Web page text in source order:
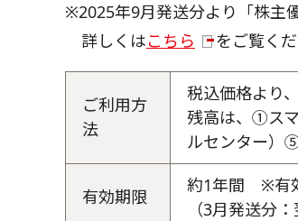
※2025年9月発送分より「株主
詳しくはこちら をご覧くだ
ご利用方
法
税込価格より
残高は、①ス
ルセンター）
有効期限
約1年間 ※有効
（3月発送分